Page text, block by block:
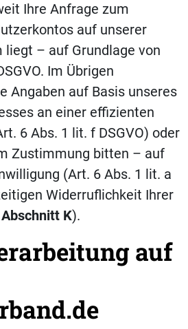
Ihre Anfrage zum
auf unserer
– auf Grundlage von
Im Übrigen
Angaben auf Basis unseres
an einer effizienten
6 Abs. 1 lit. f DSGVO) oder
Zustimmung bitten – auf
(Art. 6 Abs. 1 lit. a
Widerruflichkeit Ihrer
Abschnitt K).
auf